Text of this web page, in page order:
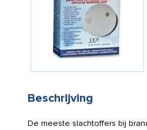
Beschrijving
De meeste slachtoffers bij